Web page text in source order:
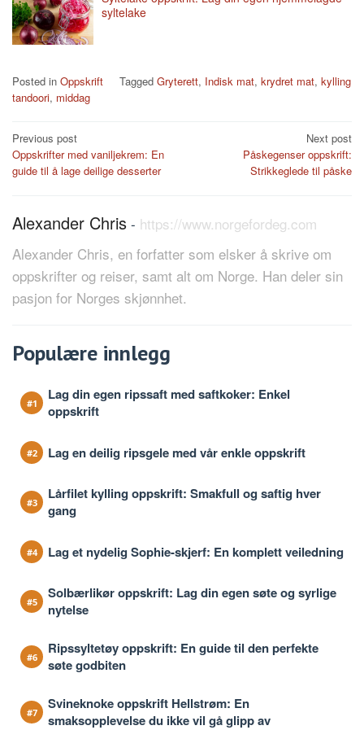
syltelake
Posted in Oppskrift Tagged Gryterett, Indisk mat, krydret mat, kylling
tandoori, middag
Post
navigation
Previous post
Oppskrifter med vaniljekrem: En
guide til å lage deilige desserter
Next post
Påskegenser oppskrift:
Strikkeglede til påske
Alexander Chris - https://www.norgefordeg.com
Alexander Chris, en forfatter som elsker å skrive om
oppskrifter og reiser, samt alt om Norge. Han deler sin
pasjon for Norges skjønnhet.
Populære innlegg
Lag din egen ripssaft med saftkoker: Enkel
oppskrift
Lag en deilig ripsgele med vår enkle oppskrift
Lårfilet kylling oppskrift: Smakfull og saftig hver
gang
Lag et nydelig Sophie-skjerf: En komplett veiledning
Solbærlikør oppskrift: Lag din egen søte og syrlige
nytelse
Ripssyltetøy oppskrift: En guide til den perfekte
søte godbiten
Svineknoke oppskrift Hellstrøm: En
smaksopplevelse du ikke vil gå glipp av